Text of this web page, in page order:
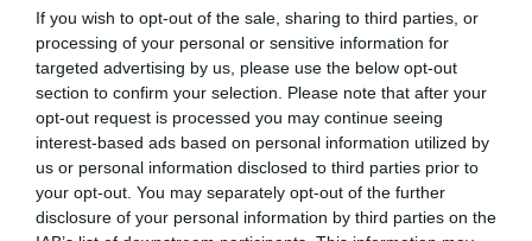
If you wish to opt-out of the sale, sharing to third parties, or
processing of your personal or sensitive information for
targeted advertising by us, please use the below opt-out
section to confirm your selection. Please note that after your
opt-out request is processed you may continue seeing
interest-based ads based on personal information utilized by
us or personal information disclosed to third parties prior to
your opt-out. You may separately opt-out of the further
disclosure of your personal information by third parties on the